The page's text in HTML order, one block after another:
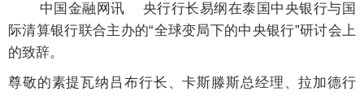
中国金融网讯 央行行长易纲在泰国中央银行与国
际清算银行联合主办的“全球变局下的中央银行”研讨会上
的致辞。
尊敬的素提瓦纳吕布行长、卡斯滕斯总经理、拉加德行